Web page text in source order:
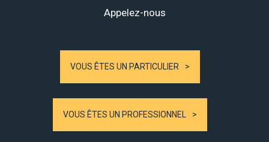
Appelez-nous
VOUS ÊTES UN PARTICULIER
VOUS ÊTES UN PROFESSIONNEL